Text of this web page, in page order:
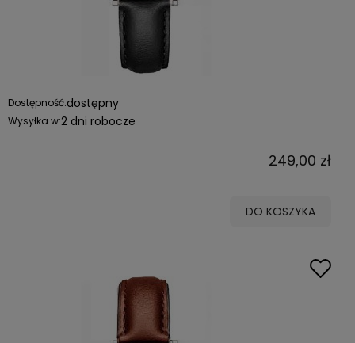
Dostępność:dostępny
Wysyłka w:2 dni robocze
249,00 zł
DO KOSZYKA